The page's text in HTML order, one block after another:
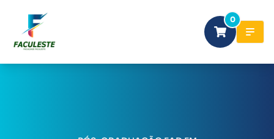
0